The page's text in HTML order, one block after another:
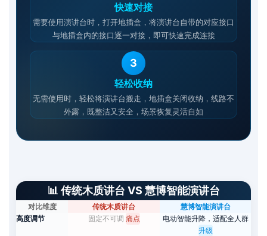
快速对接
需要使用演讲台时，打开地插盒，将演讲台自带的对应接口
与地插盒内的接口逐一对接，即可快速完成连接
3
轻松收纳
无需使用时，轻松将演讲台搬走，地插盒关闭收纳，线路不
外露，既整洁又安全，场景恢复灵活自如
📊 传统木质讲台 VS 慧博智能演讲台
对比维度 传统木质讲台
慧博智能演讲台
高度调节
固定不可调 痛点
电动智能升降，适配全人群
升级